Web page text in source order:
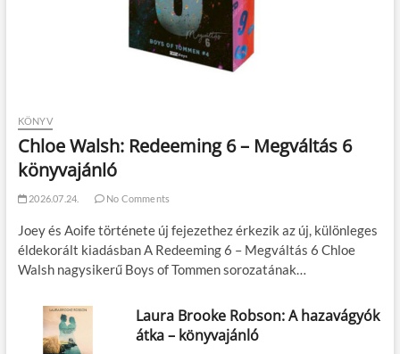
KÖNYV
Chloe Walsh: Redeeming 6 – Megváltás 6
könyvajánló
2026.07.24. No Comments
Joey és Aoife története új fejezethez érkezik az új, különleges
éldekorált kiadásban A Redeeming 6 – Megváltás 6 Chloe
Walsh nagysikerű Boys of Tommen sorozatának…
Laura Brooke Robson: A hazavágyók
átka – könyvajánló